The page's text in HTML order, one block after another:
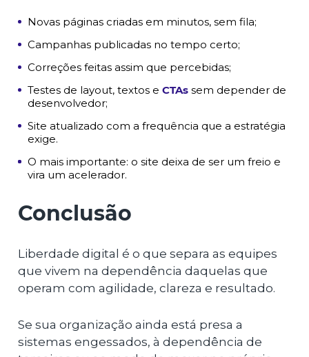
Novas páginas criadas em minutos, sem fila;
Campanhas publicadas no tempo certo;
Correções feitas assim que percebidas;
Testes de layout, textos e CTAs sem depender de
desenvolvedor;
Site atualizado com a frequência que a estratégia
exige.
O mais importante: o site deixa de ser um freio e
vira um acelerador.
Conclusão
Liberdade digital é o que separa as equipes
que vivem na dependência daquelas que
operam com agilidade, clareza e resultado.
Se sua organização ainda está presa a
sistemas engessados, à dependência de